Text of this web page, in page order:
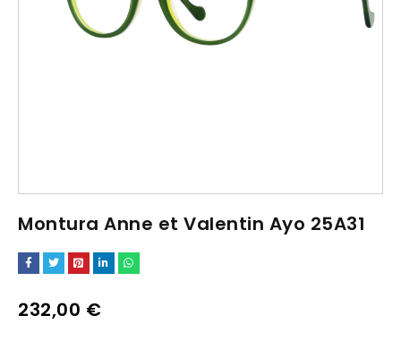
Montura Anne et Valentin Ayo 25A31
232,00 €